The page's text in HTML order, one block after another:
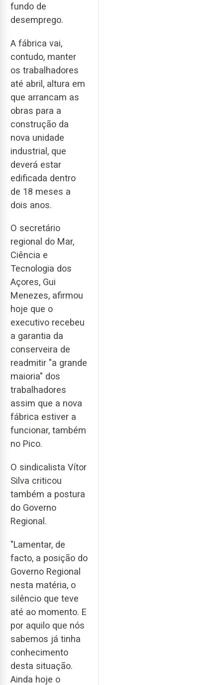
fundo de
desemprego.
A fábrica vai,
contudo, manter
os trabalhadores
até abril, altura em
que arrancam as
obras para a
construção da
nova unidade
industrial, que
deverá estar
edificada dentro
de 18 meses a
dois anos.
O secretário
regional do Mar,
Ciência e
Tecnologia dos
Açores, Gui
Menezes, afirmou
hoje que o
executivo recebeu
a garantia da
conserveira de
readmitir "a grande
maioria" dos
trabalhadores
assim que a nova
fábrica estiver a
funcionar, também
no Pico.
O sindicalista Vítor
Silva criticou
também a postura
do Governo
Regional.
"Lamentar, de
facto, a posição do
Governo Regional
nesta matéria, o
silêncio que teve
até ao momento. E
por aquilo que nós
sabemos já tinha
conhecimento
desta situação.
Ainda hoje o